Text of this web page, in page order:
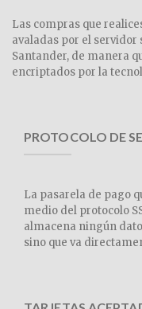
Las compras que
avaladas por el servidor
Santander, de manera
encriptados por la
PROTOCOLO DE
La pasarela de pago
medio del protocolo
almacena ningún
sino que va